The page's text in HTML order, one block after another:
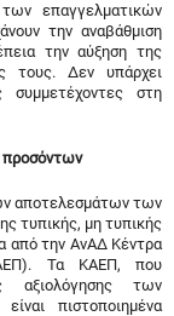
επαγγελματικών
την αναβάθμιση
την αύξηση της
τους. Δεν υπάρχει
συμμετέχοντες στη
προσόντων
αποτελεσμάτων των
τυπικής, μη τυπικής
από την ΑνΑΔ Κέντρα
Τα ΚΑΕΠ, που
αξιολόγησης των
πιστοποιημένα